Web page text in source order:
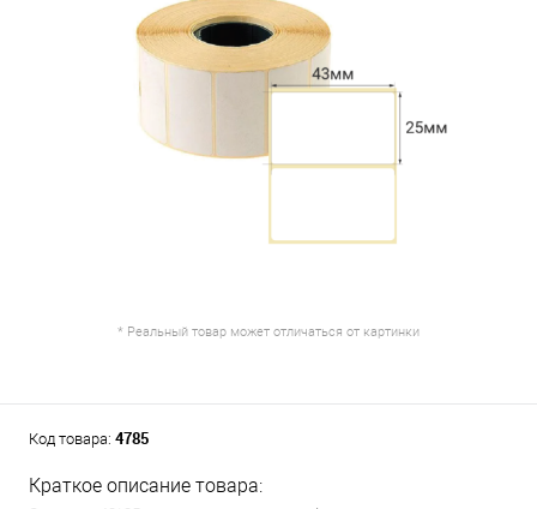
* Реальный товар может отличаться от картинки
Код товара: 4785
Краткое описание товара: